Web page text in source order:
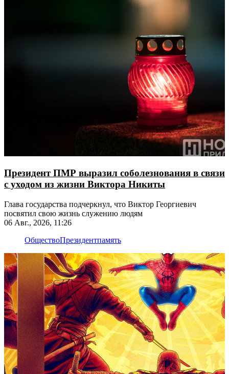
Президент ПМР выразил соболезнования в связи
с уходом из жизни Виктора Никиты
Глава государства подчеркнул, что Виктор Георгиевич
посвятил свою жизнь служению людям
06 Авг., 2026, 11:26
ОбществоПрезидентпамять